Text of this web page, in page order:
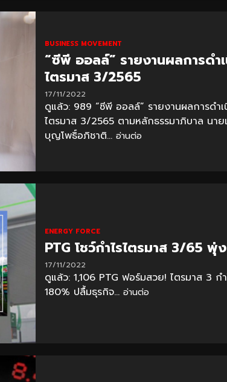
BUSINESS MOVEMENT
“ซีพี ออลล์” รายงานผลการดำ
ไตรมาส 3/2565
17/11/2022
ดูแล้ว: 989 “ซีพี ออลล์” รายงานผลการดำเ
ไตรมาส 3/2565 ตามหลักธรรมาภิบาล นาย
บุญโพธิ์อภิชาติ... อ่านต่อ
ENERGY FORCE
PTG โชว์กำไรไตรมาส 3/65 พุ่
17/11/2022
ดูแล้ว: 1,106 PTG ฟอร์มสวย! ไตรมาส 3 ก
180% ปลื้มธุรกิจ... อ่านต่อ